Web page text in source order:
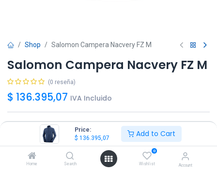
Price:
$ 136.395,07 Add to Cart
Home Search
0
Wishlist Account
Shop Salomon Campera Nacvery FZ M
Salomon Campera Nacvery FZ M
(0 reseña)
$ 136.395,07 IVA Incluido
Talle
M XL XXL